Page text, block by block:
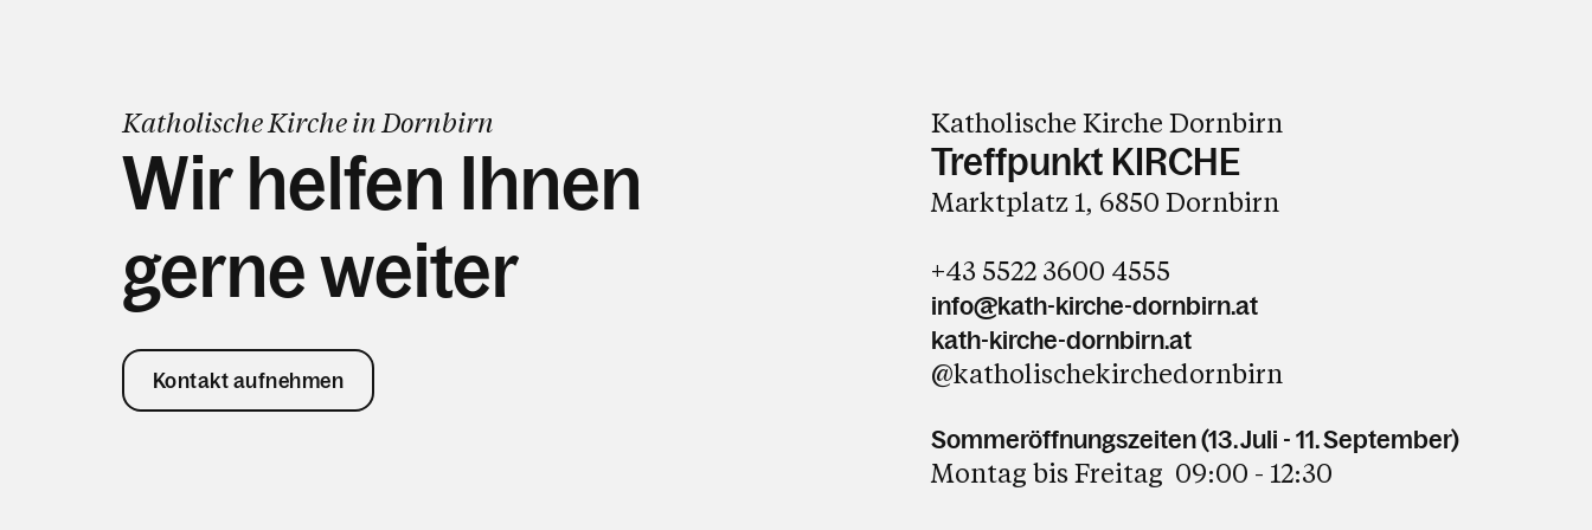
Katholische Kirche in Dornbirn
Wir helfen Ihnen
gerne weiter
Kontakt aufnehmen
Katholische Kirche Dornbirn
Treffpunkt KIRCHE
Marktplatz 1, 6850 Dornbirn
+43 5522 3600 4555
info@kath-kirche-dornbirn.at
kath-kirche-dornbirn.at
@katholischekirchedornbirn
Sommeröffnungszeiten (13. Juli - 11. September)
Montag bis Freitag 09:00 - 12:30